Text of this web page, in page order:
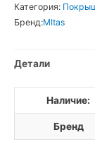
Категория:
Бренд:MItas
Детали
Наличие:
Бренд